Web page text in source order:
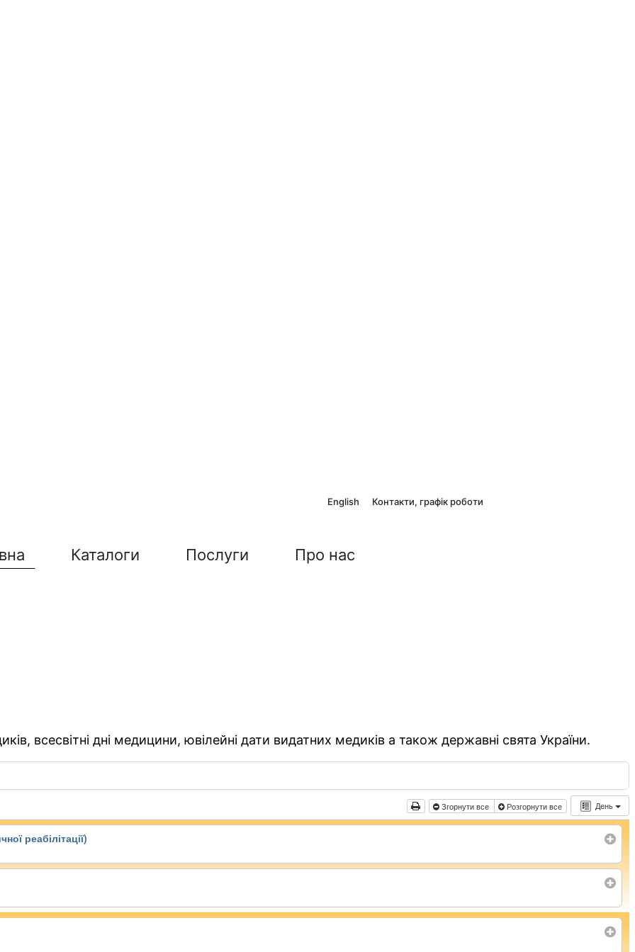
English Контакти, графік роботи
Каталоги Послуги Про нас
всесвітні дні медицини, ювілейні дати видатних медиків а також державні свята України.
День
Згорнути все Розгорнути все
реабілітації)